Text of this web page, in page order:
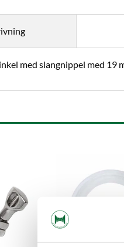
med slangnippel med 19